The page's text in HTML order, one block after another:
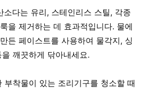
소다는 유리, 스테인리스 스틸, 각종
을 제거하는 데 효과적입니다. 물에
든 페이스트를 사용하여 물각지, 싱
깨끗하게 닦아내세요.
부착물이 있는 조리기구를 청소할 때